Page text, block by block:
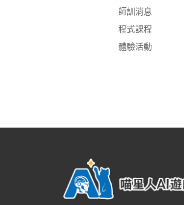
師訓消息
程式課程
體驗活動